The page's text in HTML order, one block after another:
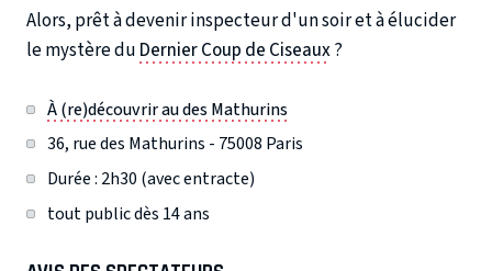
Alors, prêt à devenir inspecteur d'un soir et à élucider
le mystère du Dernier Coup de Ciseaux?
À (re)découvrir au des Mathurins
36, rue des Mathurins - 75008 Paris
Durée : 2h30 (avec entracte)
tout public dès 14 ans